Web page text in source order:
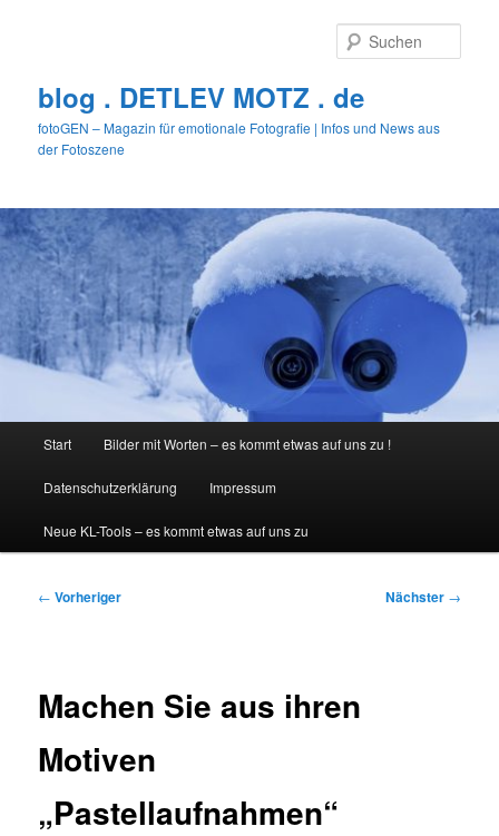
blog . DETLEV MOTZ . de
fotoGEN – Magazin für emotionale Fotografie | Infos und News aus
der Fotoszene
Start Bilder mit Worten – es kommt etwas auf uns zu !
Datenschutzerklärung Impressum
Neue KL-Tools – es kommt etwas auf uns zu
Beitragsnavigation
← Vorheriger Nächster →
Machen Sie aus ihren
Motiven
„Pastellaufnahmen“